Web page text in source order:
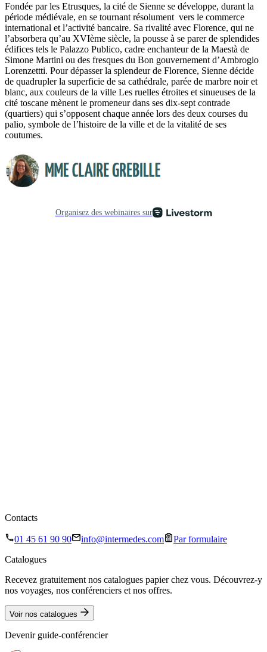
Fondée par les Etrusques, la cité de Sienne se développe, durant la
période médiévale, en se tournant résolument vers le commerce
international et l’activité bancaire. Sa rivalité avec Florence, qui ne
l’absorbera qu’au XVIème siècle, la pousse à se parer de splendides
édifices tels le Palazzo Publico, cadre enchanteur de la Maestà de
Simone Martini ou des fresques du Bon gouvernement d’Ambrogio
Lorenzettti. Pour dépasser la splendeur de Florence, Sienne décide
de quadrupler la superficie de sa cathédrale, parée de marbre noir et
blanc, aux couleurs de la ville Les ruelles étroites et sinueuses de la
cité toscane mènent le promeneur dans ses dix-sept contrade
(quartiers) qui s’opposent chaque année lors des deux courses du
palio, symbole de l’histoire de la ville et de la vitalité de ses
coutumes.
Contacts
01 45 61 90 90 info@intermedes.com
Par formulaire
Catalogues
Recevez gratuitement nos catalogues papier chez vous. Découvrez-y
nos voyages, nos conférenciers et nos offres.
Voir nos catalogues
Devenir guide-conférencier